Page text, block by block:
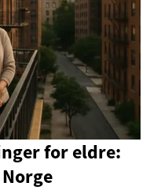
for eldre: